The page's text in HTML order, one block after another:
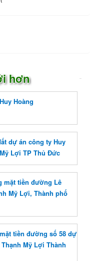
hơn
Hoàng
dự án công ty Huy
Lợi TP Thủ Đức
mặt tiền đường Lê
Mỹ Lợi, Thành phố
tiền đường số 58 dự
Mỹ Lợi Thành